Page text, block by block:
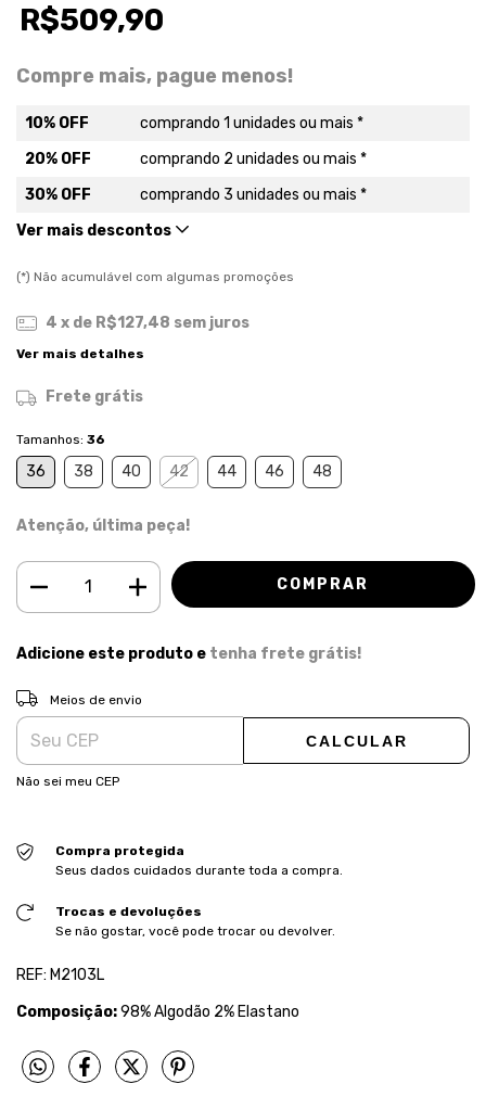
R$509,90
Compre mais, pague menos!
10% OFF
comprando 1 unidades ou mais *
20% OFF
comprando 2 unidades ou mais *
30% OFF
comprando 3 unidades ou mais *
Ver mais descontos
(*) Não acumulável com algumas promoções
4 x de R$127,48 sem juros
Ver mais detalhes
Frete grátis
Tamanhos: 36
36 38 40 42 44 46 48
Atenção, última peça!
Adicione este produto e tenha frete grátis!
Entregas para o CEP:
Meios de envio
CALCULAR
Não sei meu CEP
Compra protegida
Seus dados cuidados durante toda a compra.
Trocas e devoluções
Se não gostar, você pode trocar ou devolver.
REF: M2103L
Composição:98% Algodão 2% Elastano